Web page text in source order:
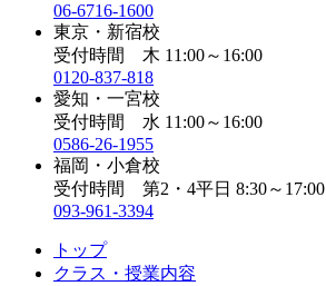
06-6716-1600
東京・新宿校
受付時間 木 11:00～16:00
0120-837-818
愛知・一宮校
受付時間 水 11:00～16:00
0586-26-1955
福岡・小倉校
受付時間 第2・4平日 8:30～17:00
093-961-3394
トップ
クラス・授業内容